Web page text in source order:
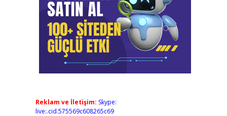
Reklam ve İletişim: Skype:
live:.cid.575569c608265c69